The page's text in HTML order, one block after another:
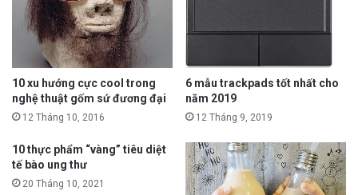
10 xu hướng cực cool trong
nghệ thuật gốm sứ đương đại
12 Tháng 10, 2016
6 mẫu trackpads tốt nhất cho
năm 2019
12 Tháng 9, 2019
10 thực phẩm “vàng” tiêu diệt
tế bào ung thư
20 Tháng 10, 2021